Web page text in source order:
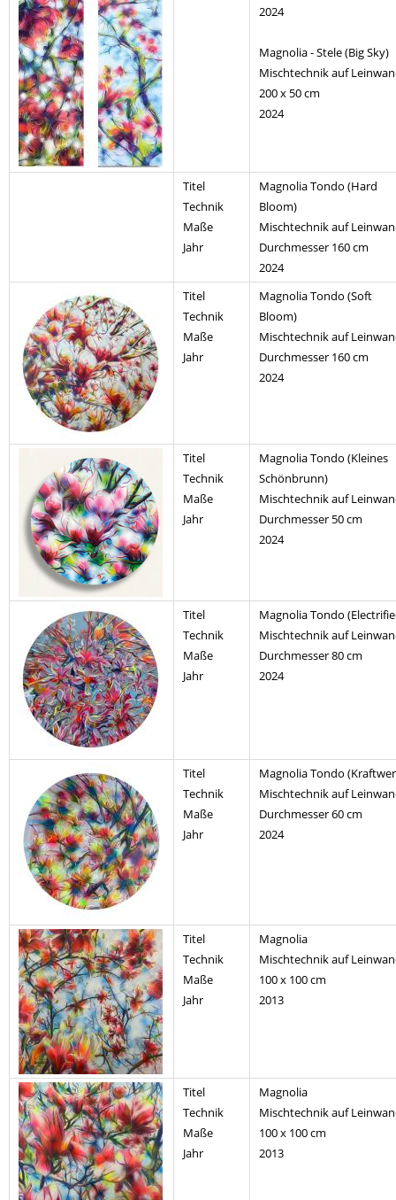
2024
Magnolia - Stele (Big Sky)
Mischtechnik auf
200 x 50 cm
2024
Titel
Technik
Maße
Jahr
Magnolia Tondo (Hard
Bloom)
Mischtechnik auf
Durchmesser 160 cm
2024
Titel
Technik
Maße
Jahr
Magnolia Tondo (Soft
Bloom)
Mischtechnik auf
Durchmesser 160 cm
2024
Titel
Technik
Maße
Jahr
Magnolia Tondo (Kleines
Schönbrunn)
Mischtechnik auf
Durchmesser 50 cm
2024
Titel
Technik
Maße
Jahr
Magnolia Tondo
Mischtechnik auf
Durchmesser 80 cm
2024
Titel
Technik
Maße
Jahr
Magnolia Tondo
Mischtechnik auf
Durchmesser 60 cm
2024
Titel
Technik
Maße
Jahr
Magnolia
Mischtechnik auf
100 x 100 cm
2013
Titel
Technik
Maße
Jahr
Magnolia
Mischtechnik auf
100 x 100 cm
2013